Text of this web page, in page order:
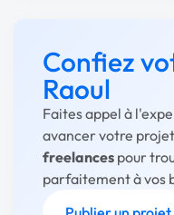
Confiez
Raoul
Faites appel à
avancer votre
freelances pour
parfaitement à vos